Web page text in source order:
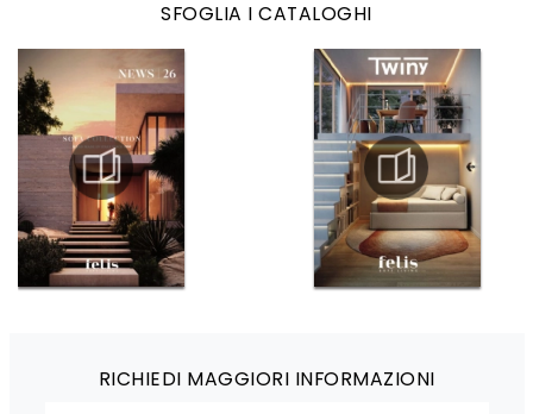
SFOGLIA I CATALOGHI
RICHIEDI MAGGIORI INFORMAZIONI